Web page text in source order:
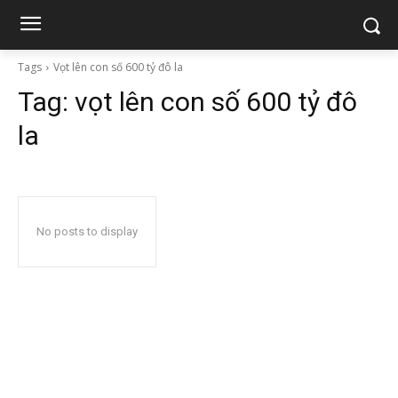
Tags Vọt lên con số 600 tỷ đô la
Tag: vọt lên con số 600 tỷ đô
la
No posts to display